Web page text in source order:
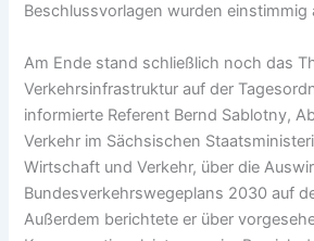
Beschlussvorlagen wurden einstimmig
Am Ende stand schließlich noch das
Verkehrsinfrastruktur auf der
informierte Referent Bernd Sablotny,
Verkehr im Sächsischen
Wirtschaft und Verkehr, über die
Bundesverkehrswegeplans 2030 auf
Außerdem berichtete er über